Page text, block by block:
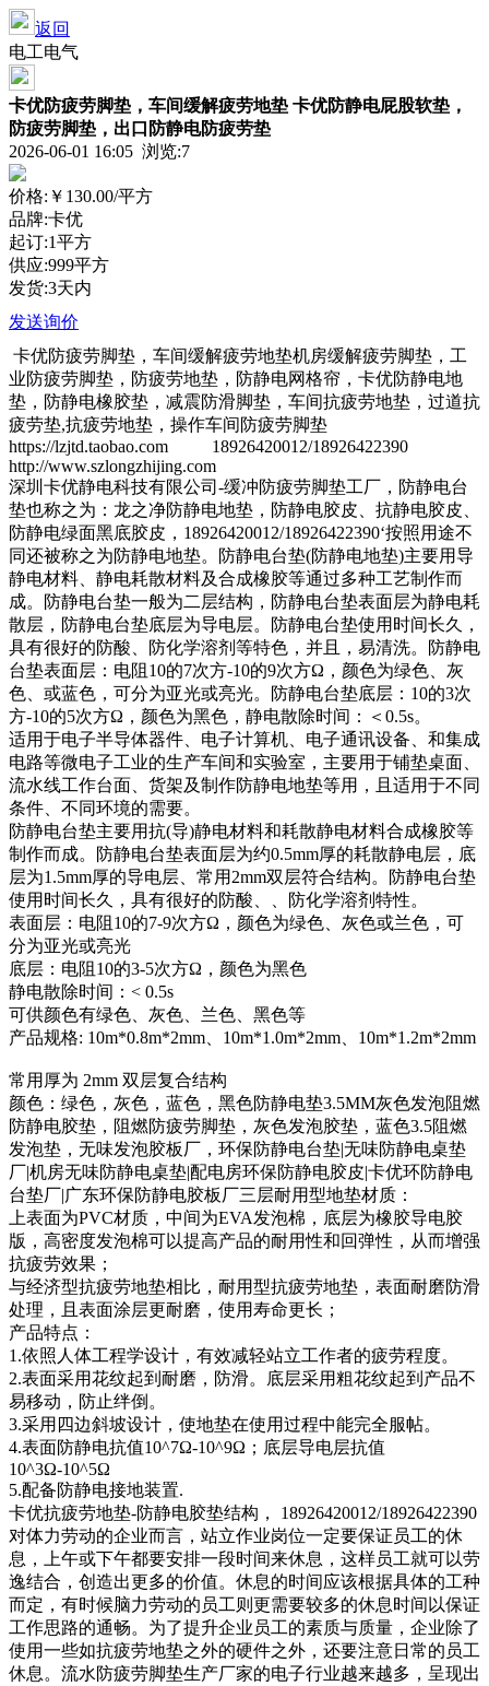
返回
电工电气
卡优防疲劳脚垫，车间缓解疲劳地垫 卡优防静电屁股软垫，
防疲劳脚垫，出口防静电防疲劳垫
2026-06-01 16:05 浏览:7
价格: ￥130.00/平方
品牌:卡优
起订:1平方
供应:999平方
发货:3天内
发送询价
卡优防疲劳脚垫，车间缓解疲劳地垫机房缓解疲劳脚垫，工
业防疲劳脚垫，防疲劳地垫，防静电网格帘，卡优防静电地
垫，防静电橡胶垫，减震防滑脚垫，车间抗疲劳地垫，过道抗
疲劳垫,抗疲劳地垫，操作车间防疲劳脚垫
https://lzjtd.taobao.com 18926420012/18926422390
http://www.szlongzhijing.com
深圳卡优静电科技有限公司-缓冲防疲劳脚垫工厂，防静电台
垫也称之为：龙之净防静电地垫，防静电胶皮、抗静电胶皮、
防静电绿面黑底胶皮，18926420012/18926422390‘按照用途不
同还被称之为防静电地垫。防静电台垫(防静电地垫)主要用导
静电材料、静电耗散材料及合成橡胶等通过多种工艺制作而
成。防静电台垫一般为二层结构，防静电台垫表面层为静电耗
散层，防静电台垫底层为导电层。防静电台垫使用时间长久，
具有很好的防酸、防化学溶剂等特色，并且，易清洗。防静电
台垫表面层：电阻10的7次方-10的9次方Ω，颜色为绿色、灰
色、或蓝色，可分为亚光或亮光。防静电台垫底层：10的3次
方-10的5次方Ω，颜色为黑色，静电散除时间：＜0.5s。
适用于电子半导体器件、电子计算机、电子通讯设备、和集成
电路等微电子工业的生产车间和实验室，主要用于铺垫桌面、
流水线工作台面、货架及制作防静电地垫等用，且适用于不同
条件、不同环境的需要。
防静电台垫主要用抗(导)静电材料和耗散静电材料合成橡胶等
制作而成。防静电台垫表面层为约0.5mm厚的耗散静电层，底
层为1.5mm厚的导电层、常用2mm双层符合结构。防静电台垫
使用时间长久，具有很好的防酸、、防化学溶剂特性。
表面层：电阻10的7-9次方Ω，颜色为绿色、灰色或兰色，可
分为亚光或亮光
底层：电阻10的3-5次方Ω，颜色为黑色
静电散除时间：< 0.5s
可供颜色有绿色、灰色、兰色、黑色等
产品规格: 10m*0.8m*2mm、10m*1.0m*2mm、10m*1.2m*2mm
常用厚为 2mm 双层复合结构
颜色：绿色，灰色，蓝色，黑色防静电垫3.5MM灰色发泡阻燃
防静电胶垫，阻燃防疲劳脚垫，灰色发泡胶垫，蓝色3.5阻燃
发泡垫，无味发泡胶板厂，环保防静电台垫|无味防静电桌垫
厂|机房无味防静电桌垫|配电房环保防静电胶皮|卡优环防静电
台垫厂|广东环保防静电胶板厂三层耐用型地垫材质：
上表面为PVC材质，中间为EVA发泡棉，底层为橡胶导电胶
版，高密度发泡棉可以提高产品的耐用性和回弹性，从而增强
抗疲劳效果；
与经济型抗疲劳地垫相比，耐用型抗疲劳地垫，表面耐磨防滑
处理，且表面涂层更耐磨，使用寿命更长；
产品特点：
1.依照人体工程学设计，有效减轻站立工作者的疲劳程度。
2.表面采用花纹起到耐磨，防滑。底层采用粗花纹起到产品不
易移动，防止绊倒。
3.采用四边斜坡设计，使地垫在使用过程中能完全服帖。
4.表面防静电抗值10^7Ω-10^9Ω；底层导电层抗值
10^3Ω-10^5Ω
5.配备防静电接地装置.
卡优抗疲劳地垫-防静电胶垫结构， 18926420012/18926422390
对体力劳动的企业而言，站立作业岗位一定要保证员工的休
息，上午或下午都要安排一段时间来休息，这样员工就可以劳
逸结合，创造出更多的价值。休息的时间应该根据具体的工种
而定，有时候脑力劳动的员工则更需要较多的休息时间以保证
工作思路的通畅。为了提升企业员工的素质与质量，企业除了
使用一些如抗疲劳地垫之外的硬件之外，还要注意日常的员工
休息。流水防疲劳脚垫生产厂家的电子行业越来越多，呈现出